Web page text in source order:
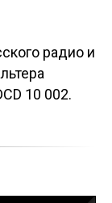
радио и
10 002.